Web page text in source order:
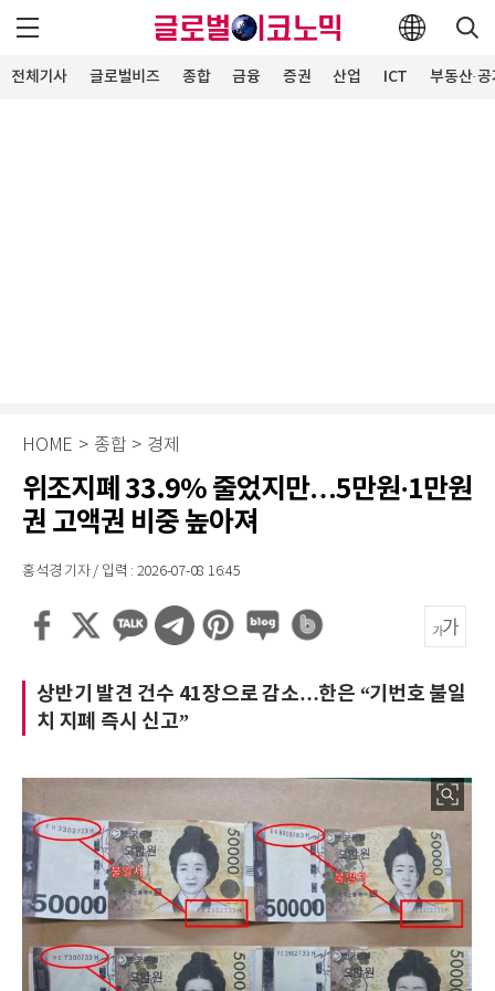
전체기사 글로벌비즈 종합 금융 증권 산업 ICT 부동산·
HOME > 종합 > 경제
위조지폐 33.9% 줄었지만…5만원·1만원
권 고액권 비중 높아져
홍석경 기자 / 입력 : 2026-07-08 16:45
상반기 발견 건수 41장으로 감소…한은 “기번호 불일
치 지폐 즉시 신고”